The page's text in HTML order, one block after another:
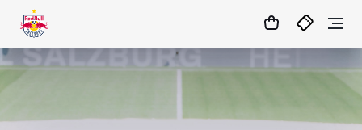
MATCHCENTER